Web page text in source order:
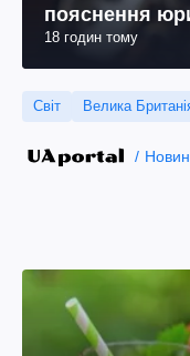
пояснення
18 годин тому
Світ Велика